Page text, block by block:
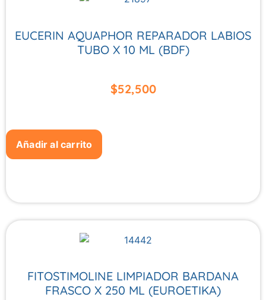
EUCERIN AQUAPHOR REPARADOR LABIOS
TUBO X 10 ML (BDF)
$52,500
Añadir al carrito
FITOSTIMOLINE LIMPIADOR BARDANA
FRASCO X 250 ML (EUROETIKA)